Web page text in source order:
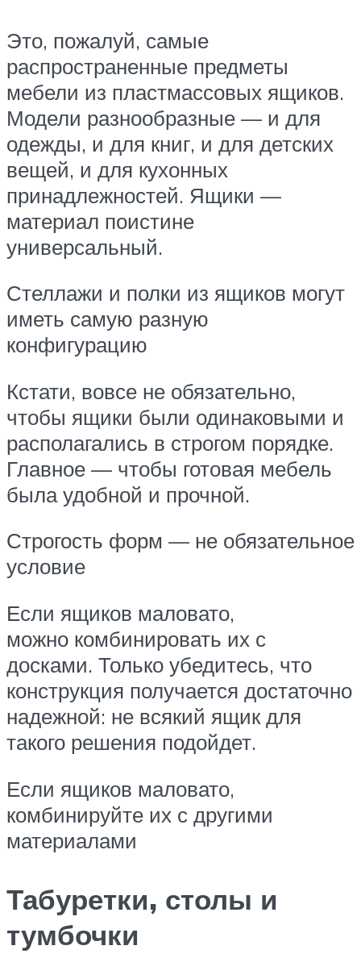
Это, пожалуй, самые
распространенные предметы
мебели из пластмассовых ящиков.
Модели разнообразные — и для
одежды, и для книг, и для детских
вещей, и для кухонных
принадлежностей. Ящики —
материал поистине
универсальный.
Стеллажи и полки из ящиков могут
иметь самую разную
конфигурацию
Кстати, вовсе не обязательно,
чтобы ящики были одинаковыми и
располагались в строгом порядке.
Главное — чтобы готовая мебель
была удобной и прочной.
Строгость форм — не обязательное
условие
Если ящиков маловато,
можно комбинировать их с
досками. Только убедитесь, что
конструкция получается достаточно
надежной: не всякий ящик для
такого решения подойдет.
Если ящиков маловато,
комбинируйте их с другими
материалами
Табуретки, столы и
тумбочки